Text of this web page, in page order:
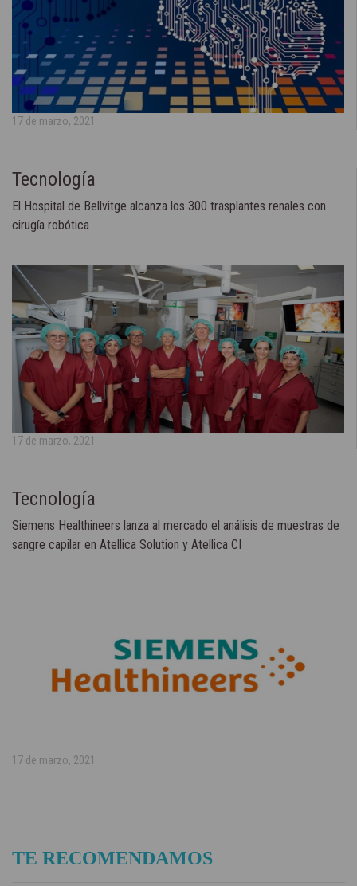
17 de marzo, 2021
Tecnología
El Hospital de Bellvitge alcanza los 300 trasplantes renales con
cirugía robótica
17 de marzo, 2021
Tecnología
Siemens Healthineers lanza al mercado el análisis de muestras de
sangre capilar en Atellica Solution y Atellica CI
17 de marzo, 2021
TE RECOMENDAMOS